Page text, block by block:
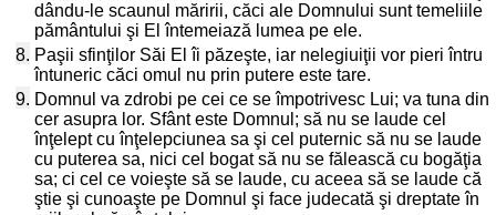
dându-le scaunul măririi, căci ale Domnului sunt temeliile
pământului şi El întemeiază lumea pe ele.
8. Paşii sfinţilor Săi El îi păzeşte, iar nelegiuiţii vor pieri întru
întuneric căci omul nu prin putere este tare.
9. Domnul va zdrobi pe cei ce se împotrivesc Lui; va tuna din
cer asupra lor. Sfânt este Domnul; să nu se laude cel
înţelept cu înţelepciunea sa şi cel puternic să nu se laude
cu puterea sa, nici cel bogat să nu se fălească cu bogăţia
sa; ci cel ce voieşte să se laude, cu aceea să se laude că
ştie şi cunoaşte pe Domnul şi face judecată şi dreptate în